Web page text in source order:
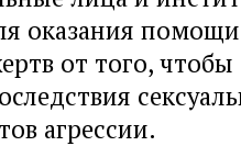
оказания
от того,
агрессии.